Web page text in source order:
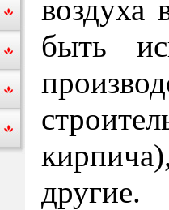
воздуха
быть
другие.